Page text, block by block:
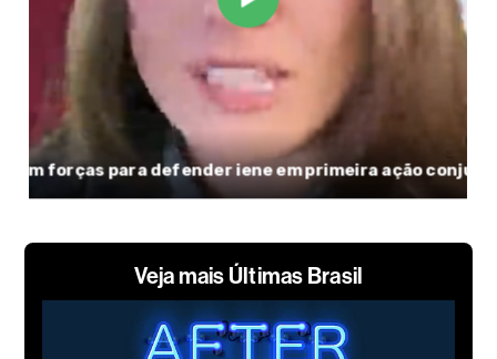
Veja mais Últimas Brasil